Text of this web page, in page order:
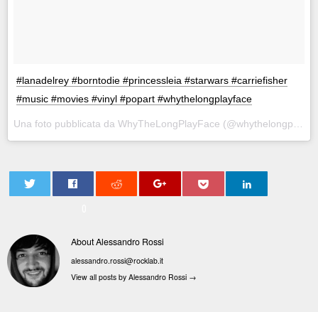
#lanadelrey #borntodie #princessleia #starwars #carriefisher
#music #movies #vinyl #popart #whythelongplayface
About Alessandro Rossi
alessandro.rossi@rocklab.it
View all posts by Alessandro Rossi →